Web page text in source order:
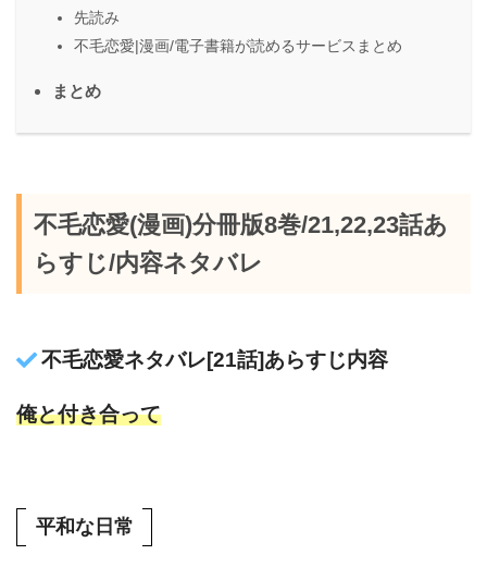
先読み
不毛恋愛|漫画/電子書籍が読めるサービスまとめ
まとめ
不毛恋愛(漫画)分冊版8巻/21,22,23話あ
らすじ/内容ネタバレ
不毛恋愛ネタバレ[21話]あらすじ内容
俺と付き合って
平和な日常